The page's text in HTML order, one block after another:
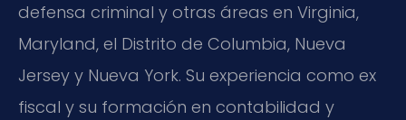
defensa criminal y otras áreas en Virginia,
Maryland, el Distrito de Columbia, Nueva
Jersey y Nueva York. Su experiencia como ex
fiscal y su formación en contabilidad y